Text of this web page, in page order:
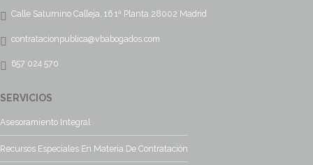
Calle Saturnino Calleja, 16 1ª Planta 28002 Madrid
contratacionpublica@vbabogados.com
657 024 570
SERVICIOS
Asesoramiento Integral
Recursos Especiales En Materia De Contratación